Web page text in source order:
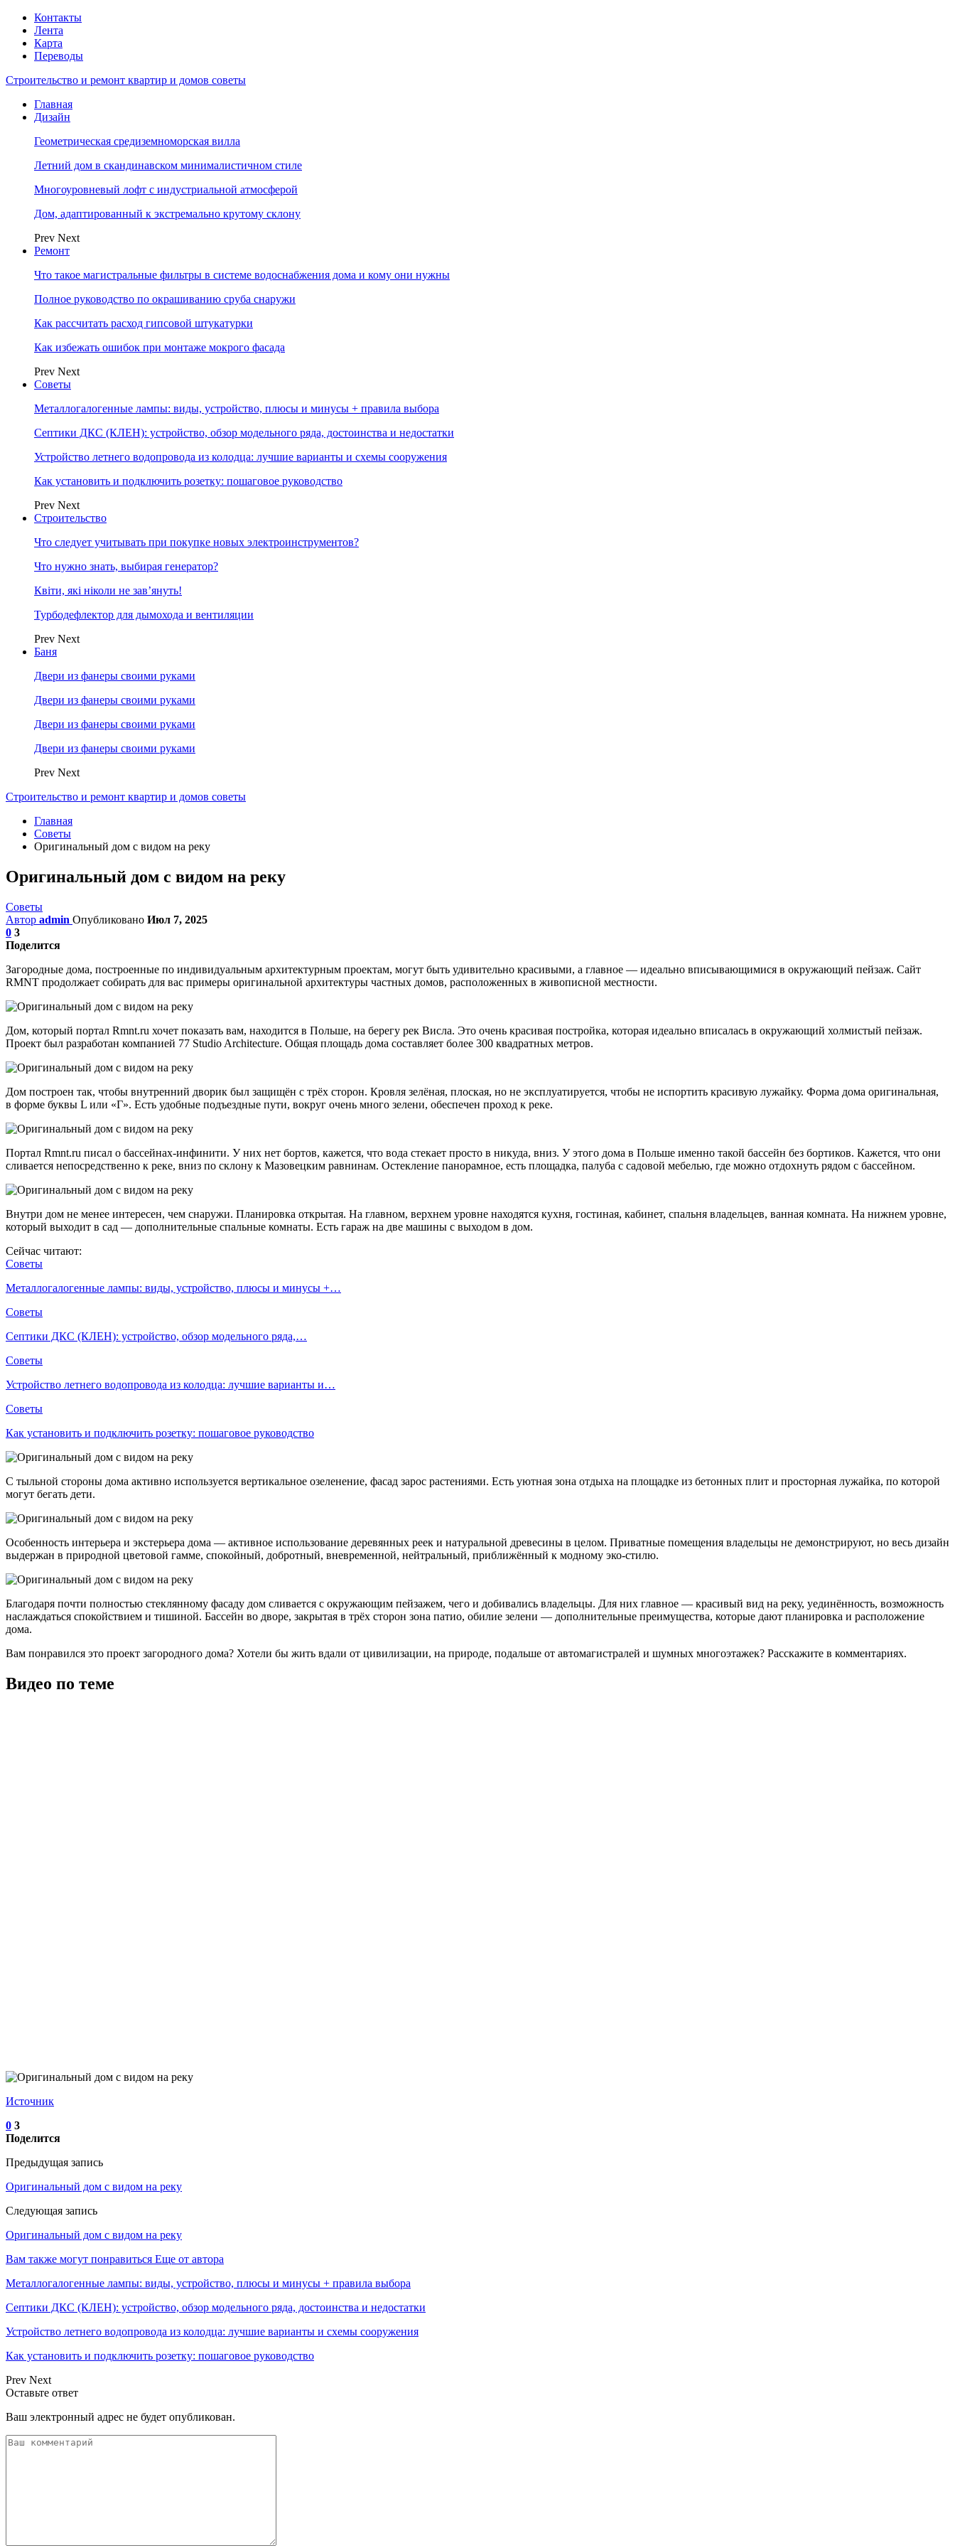
Контакты
Лента
Карта
Переводы
Строительство и ремонт квартир и домов советы
Главная
Дизайн
Геометрическая средиземноморская вилла
Летний дом в скандинавском минималистичном стиле
Многоуровневый лофт с индустриальной атмосферой
Дом, адаптированный к экстремально крутому склону
Prev Next
Ремонт
Что такое магистральные фильтры в системе водоснабжения дома и кому они нужны
Полное руководство по окрашиванию сруба снаружи
Как рассчитать расход гипсовой штукатурки
Как избежать ошибок при монтаже мокрого фасада
Prev Next
Советы
Металлогалогенные лампы: виды, устройство, плюсы и минусы + правила выбора
Септики ДКС (КЛЕН): устройство, обзор модельного ряда, достоинства и недостатки
Устройство летнего водопровода из колодца: лучшие варианты и схемы сооружения
Как установить и подключить розетку: пошаговое руководство
Prev Next
Строительство
Что следует учитывать при покупке новых электроинструментов?
Что нужно знать, выбирая генератор?
Квіти, які ніколи не зав’януть!
Турбодефлектор для дымохода и вентиляции
Prev Next
Баня
Двери из фанеры своими руками
Двери из фанеры своими руками
Двери из фанеры своими руками
Двери из фанеры своими руками
Prev Next
Строительство и ремонт квартир и домов советы
Главная
Советы
Оригинальный дом с видом на реку
Оригинальный дом с видом на реку
Советы
Автор admin Опубликовано Июл 7, 2025
0 3
Поделится
Загородные дома, построенные по индивидуальным архитектурным проектам, могут быть удивительно красивыми, а главное — идеально вписывающимися в окружающий пейзаж. Сайт
RMNT продолжает собирать для вас примеры оригинальной архитектуры частных домов, расположенных в живописной местности.
Дом, который портал Rmnt.ru хочет показать вам, находится в Польше, на берегу рек Висла. Это очень красивая постройка, которая идеально вписалась в окружающий холмистый пейзаж.
Проект был разработан компанией 77 Studio Architecture. Общая площадь дома составляет более 300 квадратных метров.
Дом построен так, чтобы внутренний дворик был защищён с трёх сторон. Кровля зелёная, плоская, но не эксплуатируется, чтобы не испортить красивую лужайку. Форма дома оригинальная,
в форме буквы L или «Г». Есть удобные подъездные пути, вокруг очень много зелени, обеспечен проход к реке.
Портал Rmnt.ru писал о бассейнах-инфинити. У них нет бортов, кажется, что вода стекает просто в никуда, вниз. У этого дома в Польше именно такой бассейн без бортиков. Кажется, что они
сливается непосредственно к реке, вниз по склону к Мазовецким равнинам. Остекление панорамное, есть площадка, палуба с садовой мебелью, где можно отдохнуть рядом с бассейном.
Внутри дом не менее интересен, чем снаружи. Планировка открытая. На главном, верхнем уровне находятся кухня, гостиная, кабинет, спальня владельцев, ванная комната. На нижнем уровне,
который выходит в сад — дополнительные спальные комнаты. Есть гараж на две машины с выходом в дом.
Сейчас читают:
Советы
Металлогалогенные лампы: виды, устройство, плюсы и минусы +…
Советы
Септики ДКС (КЛЕН): устройство, обзор модельного ряда,…
Советы
Устройство летнего водопровода из колодца: лучшие варианты и…
Советы
Как установить и подключить розетку: пошаговое руководство
С тыльной стороны дома активно используется вертикальное озеленение, фасад зарос растениями. Есть уютная зона отдыха на площадке из бетонных плит и просторная лужайка, по которой
могут бегать дети.
Особенность интерьера и экстерьера дома — активное использование деревянных реек и натуральной древесины в целом. Приватные помещения владельцы не демонстрируют, но весь дизайн
выдержан в природной цветовой гамме, спокойный, добротный, вневременной, нейтральный, приближённый к модному эко-стилю.
Благодаря почти полностью стеклянному фасаду дом сливается с окружающим пейзажем, чего и добивались владельцы. Для них главное — красивый вид на реку, уединённость, возможность
наслаждаться спокойствием и тишиной. Бассейн во дворе, закрытая в трёх сторон зона патио, обилие зелени — дополнительные преимущества, которые дают планировка и расположение
дома.
Вам понравился это проект загородного дома? Хотели бы жить вдали от цивилизации, на природе, подальше от автомагистралей и шумных многоэтажек? Расскажите в комментариях.
Видео по теме
Источник
0 3
Поделится
Предыдущая запись
Оригинальный дом с видом на реку
Следующая запись
Оригинальный дом с видом на реку
Вам также могут понравиться Еще от автора
Металлогалогенные лампы: виды, устройство, плюсы и минусы + правила выбора
Септики ДКС (КЛЕН): устройство, обзор модельного ряда, достоинства и недостатки
Устройство летнего водопровода из колодца: лучшие варианты и схемы сооружения
Как установить и подключить розетку: пошаговое руководство
Prev Next
Оставьте ответ
Ваш электронный адрес не будет опубликован.